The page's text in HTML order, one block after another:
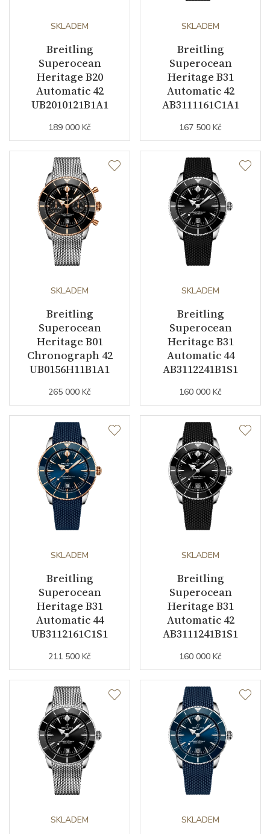
Rezerva chodu strojku
Kalibr strojku automatický nátah
Kameny strojku
Kyvy strojku 28800
Funkce
Datumovka
Sekundová ručka
Barva číselníku
Indexy číselníku
Řemínek / Spona
Materiál řemínku
Barva řemínku černá
Šířka řemínku (nožky/spona)
Materiál spony nerezová ocel
Doplňující údaje
Modelová řada Superocean Heritage
SKLADEM
Breitling
Superocean
Heritage B20
Automatic 42
UB2010121B1A1
189 000 Kč
SKLADEM
Breitling
Superocean
Heritage B31
Automatic 42
AB3111161C1A1
167 500 Kč
SKLADEM
Breitling
Superocean
Heritage B01
Chronograph 42
UB0156H11B1A1
265 000 Kč
SKLADEM
Breitling
Superocean
Heritage B31
Automatic 44
AB3112241B1S1
160 000 Kč
SKLADEM
Breitling
Superocean
Heritage B31
Automatic 44
UB3112161C1S1
211 500 Kč
SKLADEM
Breitling
Superocean
Heritage B31
Automatic 42
AB3111241B1S1
160 000 Kč
SKLADEM SKLADEM